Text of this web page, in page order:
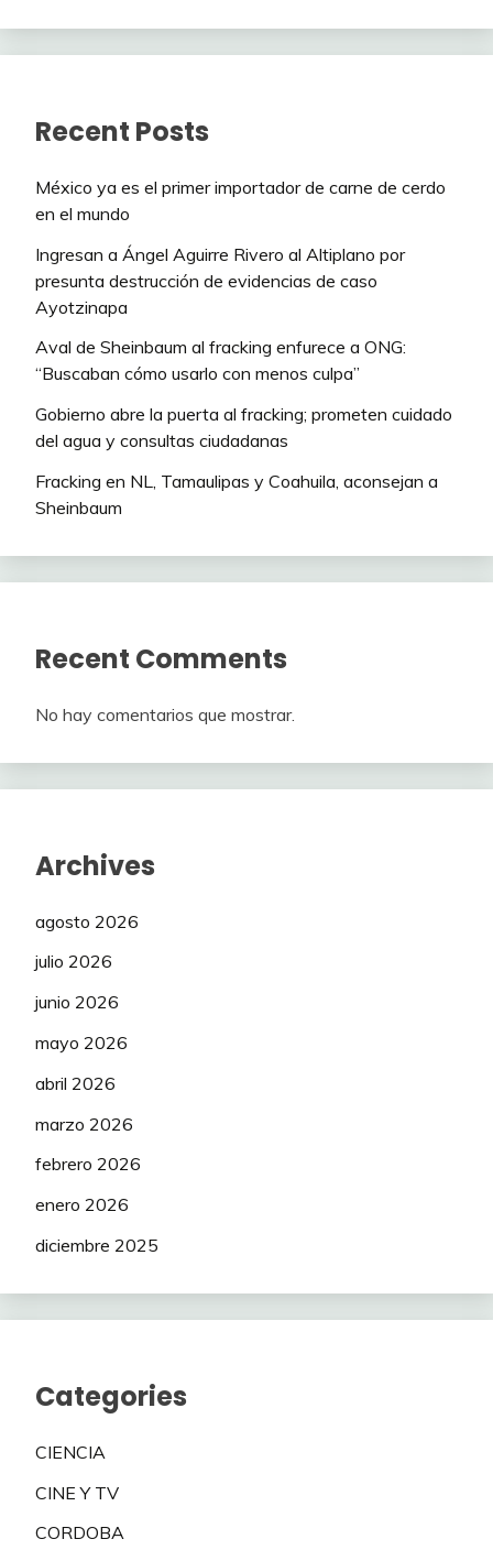
Recent Posts
México ya es el primer importador de carne de cerdo
en el mundo
Ingresan a Ángel Aguirre Rivero al Altiplano por
presunta destrucción de evidencias de caso
Ayotzinapa
Aval de Sheinbaum al fracking enfurece a ONG:
“Buscaban cómo usarlo con menos culpa”
Gobierno abre la puerta al fracking; prometen cuidado
del agua y consultas ciudadanas
Fracking en NL, Tamaulipas y Coahuila, aconsejan a
Sheinbaum
Recent Comments
No hay comentarios que mostrar.
Archives
agosto 2026
julio 2026
junio 2026
mayo 2026
abril 2026
marzo 2026
febrero 2026
enero 2026
diciembre 2025
Categories
CIENCIA
CINE Y TV
CORDOBA